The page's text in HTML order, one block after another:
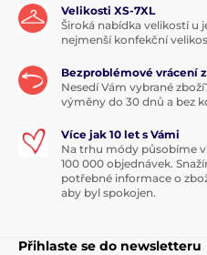
Velikosti XS-7XL
Široká nabídka velikostí u
nejmenší konfekční
Bezproblémové vrácení
Nesedí Vám vybrané
výměny do 30 dnů a bez
Více jak 10 let s Vámi
Na trhu módy působíme
100 000 objednávek.
potřebné informace o
aby byl spokojen.
Přihlaste se do newsletteru